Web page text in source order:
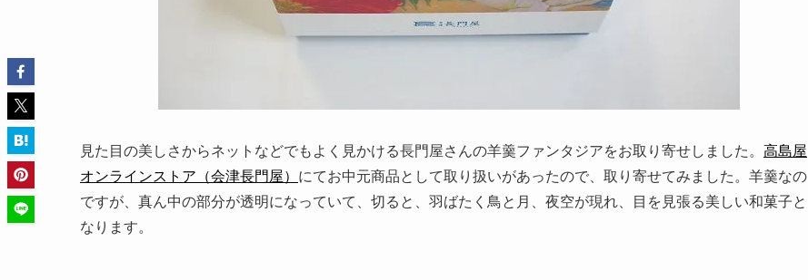
見た目の美しさからネットなどでもよく見かける長門屋さんの羊羹ファンタジアをお取り寄せしました。 高島屋
オンラインストア（会津長門屋） にてお中元商品として取り扱いがあったので、取り寄せてみました。羊羹なの
ですが、真ん中の部分が透明になっていて、切ると、羽ばたく鳥と月、夜空が現れ、目を見張る美しい和菓子と
なります。